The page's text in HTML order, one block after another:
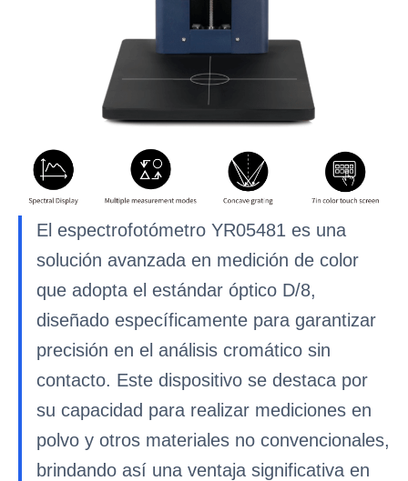
El espectrofotómetro YR05481 es una
solución avanzada en medición de color
que adopta el estándar óptico D/8,
diseñado específicamente para garantizar
precisión en el análisis cromático sin
contacto. Este dispositivo se destaca por
su capacidad para realizar mediciones en
polvo y otros materiales no convencionales,
brindando así una ventaja significativa en